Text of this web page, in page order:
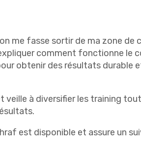
me fasse sortir de ma zone de
comment fonctionne le
obtenir des résultats durable et
veille à diversifier les training
est disponible et assure un